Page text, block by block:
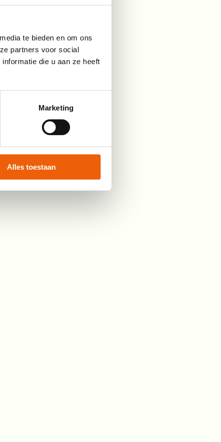
te bieden en om ons
partners voor social
die u aan ze heeft
Marketing
Alles toestaan